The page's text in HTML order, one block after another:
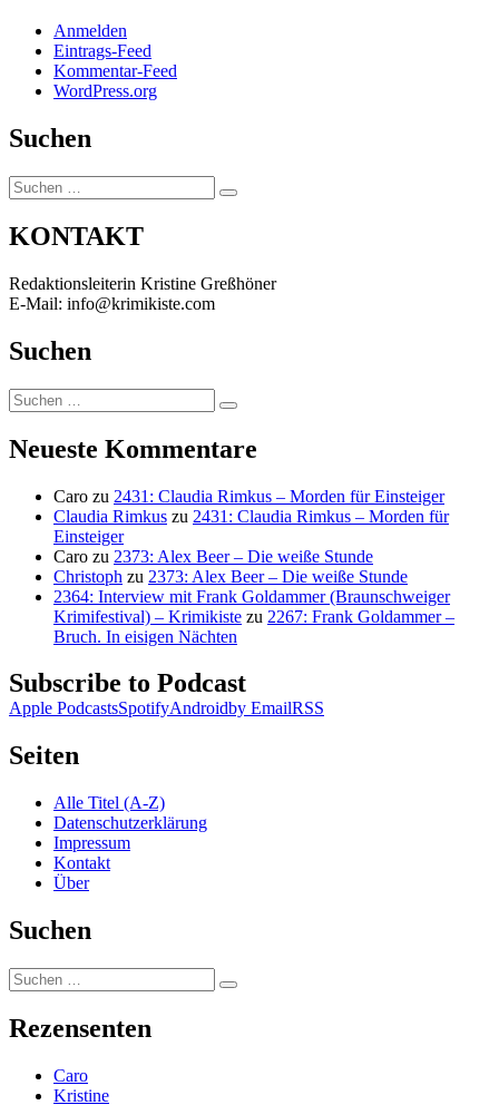
Anmelden
Eintrags-Feed
Kommentar-Feed
WordPress.org
Suchen
Suchen
nach:
Suchen
KONTAKT
Redaktionsleiterin Kristine Greßhöner
E-Mail: info@krimikiste.com
Suchen
Suchen
nach:
Suchen
Neueste Kommentare
Caro zu 2431: Claudia Rimkus – Morden für Einsteiger
Claudia Rimkus zu 2431: Claudia Rimkus – Morden für
Einsteiger
Caro zu 2373: Alex Beer – Die weiße Stunde
Christoph zu 2373: Alex Beer – Die weiße Stunde
2364: Interview mit Frank Goldammer (Braunschweiger
Krimifestival) – Krimikiste zu 2267: Frank Goldammer –
Bruch. In eisigen Nächten
Subscribe to Podcast
Apple PodcastsSpotifyAndroidby EmailRSS
Seiten
Alle Titel (A-Z)
Datenschutzerklärung
Impressum
Kontakt
Über
Suchen
Suchen
nach:
Suchen
Rezensenten
Caro
Kristine